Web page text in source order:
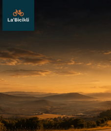
tartalomhoz